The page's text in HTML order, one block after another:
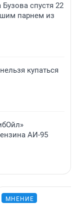
спустя 22
парнем из
купаться
АИ-95
МНЕНИЕ